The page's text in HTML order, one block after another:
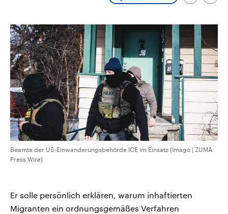
Umfragen, Prognosen,
Wahlprogramme, aktuelle Berichte
und Hintergründe zu den Parteien
und Kandidaten der anstehenden
Wahl.
den mächtigsten Ländern
Sendungen Programm Podcasts
Audio-Archiv
Beamte der US-Einwanderungsbehörde ICE im Einsatz (Imago | ZUMA
Press Wire)
Er solle persönlich erklären, warum inhaftierten
Migranten ein ordnungsgemäßes Verfahren